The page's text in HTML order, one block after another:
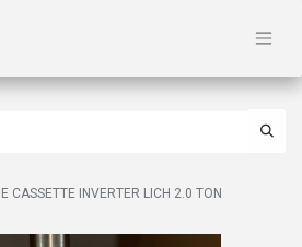
CASSETTE INVERTER LICH 2.0 TON